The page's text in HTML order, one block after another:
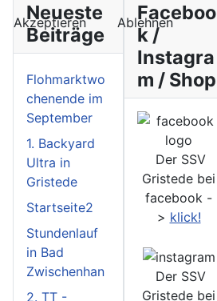
Neueste
Beiträge
Flohmarktwo
chenende im
September
1. Backyard
Ultra in
Gristede
Startseite2
Stundenlauf
in Bad
Zwischenhan
2. TT -
Faceboo
k /
Instagra
m / Shop
Der SSV
Gristede bei
facebook -
> klick!
Der SSV
Gristede bei
Akzeptieren Ablehnen